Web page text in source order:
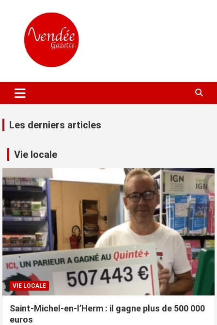
Vendée Gazette
Les derniers articles
Vie locale
VIE LOCALE
Saint-Michel-en-l’Herm : il gagne plus de 500 000
euros